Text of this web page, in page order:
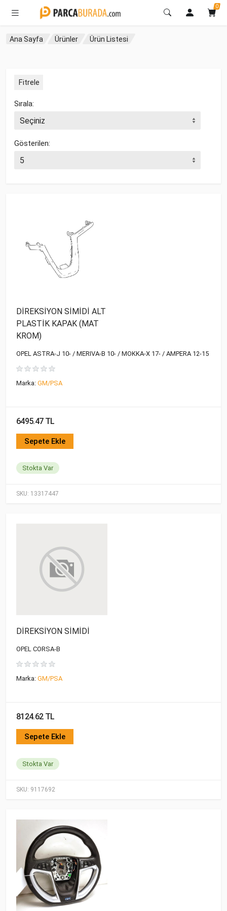
0
Ana Sayfa Ürünler Ürün Listesi
Fitrele
Sırala:
Gösterilen:
SKU: 13317447
DİREKSİYON SİMİDİ ALT
PLASTİK KAPAK (MAT
KROM)
OPEL ASTRA-J 10- / MERIVA-B 10- / MOKKA-X 17- / AMPERA 12-15
Marka: GM/PSA
6495.47 TL
Sepete Ekle
Stokta Var
SKU: 9117692
DİREKSİYON SİMİDİ
OPEL CORSA-B
Marka: GM/PSA
8124.62 TL
Sepete Ekle
Stokta Var